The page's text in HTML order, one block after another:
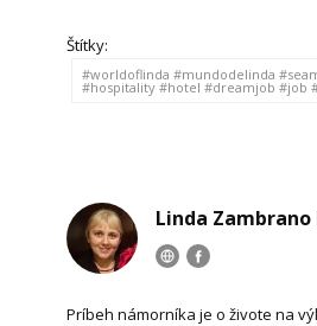
Štítky:
#worldoflinda #mundodelinda
#hospitality #hotel #dreamjob #job
Linda Zambrano
Príbeh námorníka je o živote na